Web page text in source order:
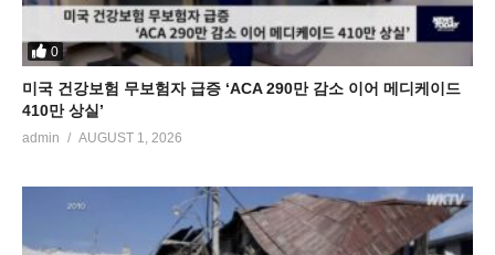
0
미국 건강보험 무보험자 급증 ‘ACA 290만 감소 이어 메디케이드
410만 상실’
admin AUGUST 1, 2026